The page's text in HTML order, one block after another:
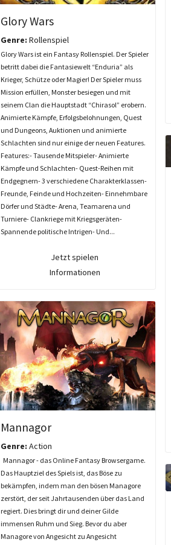
Glory Wars
Genre: Rollenspiel
Glory Wars ist ein Fantasy Rollenspiel. Der Spieler
betritt dabei die Fantasiewelt “Enduria” als
Krieger, Schütze oder Magier! Der Spieler muss
Mission erfüllen, Monster besiegen und mit
seinem Clan die Hauptstadt “Chirasol” erobern.
Animierte Kämpfe, Erfolgsbelohnungen, Quest
und Dungeons, Auktionen und animierte
Schlachten sind nur einige der neuen Features.
Features:- Tausende Mitspieler- Animierte
Kämpfe und Schlachten- Quest-Reihen mit
Endgegnern- 3 verschiedene Charakterklassen-
Freunde, Feinde und Hochzeiten- Einnehmbare
Dörfer und Städte- Arena, Teamarena und
Turniere- Clankriege mit Kriegsgeräten-
Spannende politische Intrigen- Und...
Jetzt spielen
Informationen
Mannagor
Genre: Action
Mannagor - das Online Fantasy Browsergame.
Das Hauptziel des Spiels ist, das Böse zu
bekämpfen, indem man den bösen Managore
zerstört, der seit Jahrtausenden über das Land
regiert. Dies bringt dir und deiner Gilde
immensen Ruhm und Sieg. Bevor du aber
Managore von Angesicht zu Angesicht